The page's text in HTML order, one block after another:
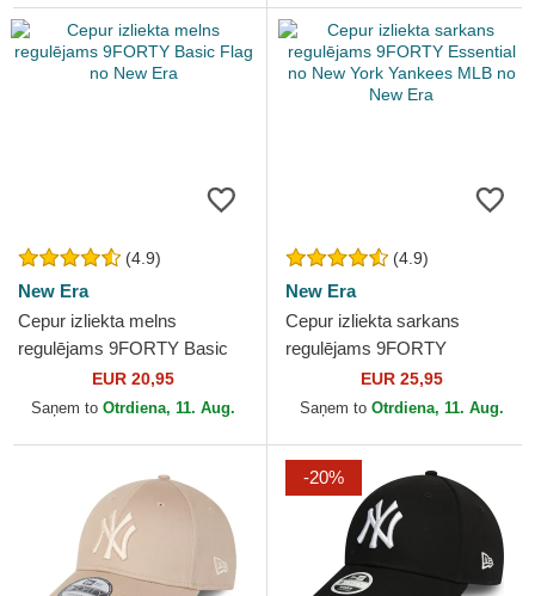
(4.9)
New Era
Cepur izliekta melns
regulējams 9FORTY Basic
Flag no New Era
EUR 20,95
Saņem to Otrdiena, 11. Aug.
(4.9)
New Era
Cepur izliekta sarkans
regulējams 9FORTY
Essential no New York
Yankees MLB no New Era
EUR 25,95
Saņem to Otrdiena, 11. Aug.
-20%